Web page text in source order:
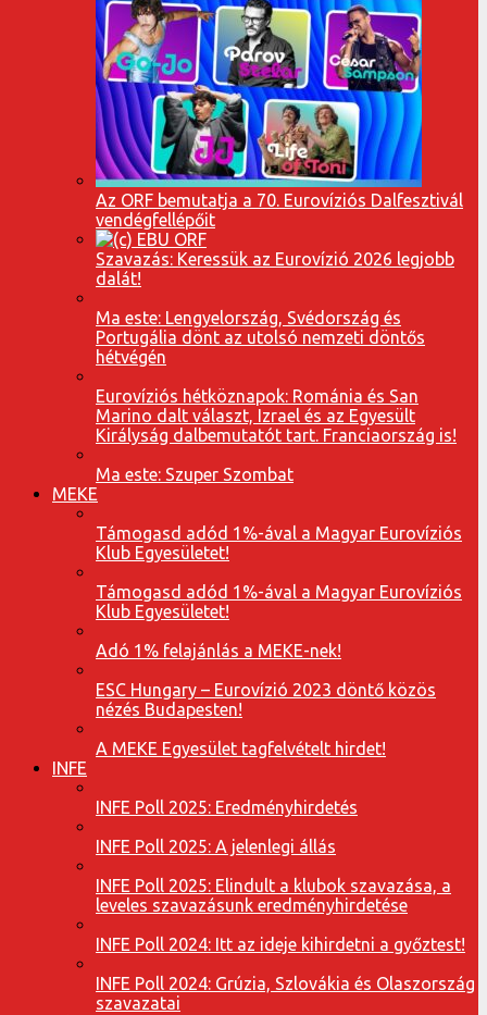
Az ORF bemutatja a 70. Eurovíziós Dalfesztivál
vendégfellépőit
Szavazás: Keressük az Eurovízió 2026 legjobb
dalát!
Ma este: Lengyelország, Svédország és
Portugália dönt az utolsó nemzeti döntős
hétvégén
Eurovíziós hétköznapok: Románia és San
Marino dalt választ, Izrael és az Egyesült
Királyság dalbemutatót tart. Franciaország is!
Ma este: Szuper Szombat
MEKE
Támogasd adód 1%-ával a Magyar Eurovíziós
Klub Egyesületet!
Támogasd adód 1%-ával a Magyar Eurovíziós
Klub Egyesületet!
Adó 1% felajánlás a MEKE-nek!
ESC Hungary – Eurovízió 2023 döntő közös
nézés Budapesten!
A MEKE Egyesület tagfelvételt hirdet!
INFE
INFE Poll 2025: Eredményhirdetés
INFE Poll 2025: A jelenlegi állás
INFE Poll 2025: Elindult a klubok szavazása, a
leveles szavazásunk eredményhirdetése
INFE Poll 2024: Itt az ideje kihirdetni a győztest!
INFE Poll 2024: Grúzia, Szlovákia és Olaszország
szavazatai